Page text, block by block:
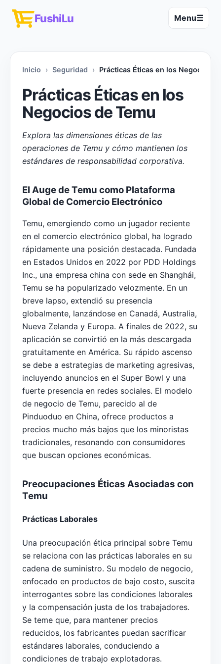
FushiLu Menu☰
Inicio Seguridad Prácticas Éticas en los Negocios
Prácticas Éticas en los
Negocios de Temu
Explora las dimensiones éticas de las
operaciones de Temu y cómo mantienen los
estándares de responsabilidad corporativa.
El Auge de Temu como Plataforma
Global de Comercio Electrónico
Temu, emergiendo como un jugador reciente
en el comercio electrónico global, ha logrado
rápidamente una posición destacada. Fundada
en Estados Unidos en 2022 por PDD Holdings
Inc., una empresa china con sede en Shanghái,
Temu se ha popularizado velozmente. En un
breve lapso, extendió su presencia
globalmente, lanzándose en Canadá, Australia,
Nueva Zelanda y Europa. A finales de 2022, su
aplicación se convirtió en la más descargada
gratuitamente en América. Su rápido ascenso
se debe a estrategias de marketing agresivas,
incluyendo anuncios en el Super Bowl y una
fuerte presencia en redes sociales. El modelo
de negocio de Temu, parecido al de
Pinduoduo en China, ofrece productos a
precios mucho más bajos que los minoristas
tradicionales, resonando con consumidores
que buscan opciones económicas.
Preocupaciones Éticas Asociadas con
Temu
Prácticas Laborales
Una preocupación ética principal sobre Temu
se relaciona con las prácticas laborales en su
cadena de suministro. Su modelo de negocio,
enfocado en productos de bajo costo, suscita
interrogantes sobre las condiciones laborales
y la compensación justa de los trabajadores.
Se teme que, para mantener precios
reducidos, los fabricantes puedan sacrificar
estándares laborales, conduciendo a
condiciones de trabajo explotadoras.